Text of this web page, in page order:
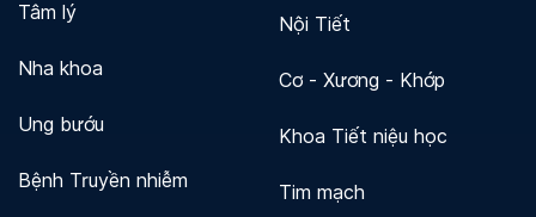
Tâm lý
Nha khoa
Ung bướu
Bệnh Truyền nhiễm
Nội Tiết
Cơ - Xương - Khớp
Khoa Tiết niệu học
Tim mạch